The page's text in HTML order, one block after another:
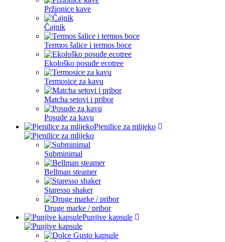
Pržionice kave
Čajnik
Termos šalice i termos boce
Ekološko posuđe ecotree
Termosice za kavu
Matcha setovi i pribor
Posude za kavu
Pjenilice za mlijeko
Subminimal
Bellman steamer
Staresso shaker
Druge marke / pribor
Punjive kapsule